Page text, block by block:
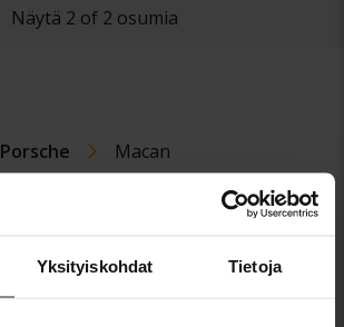
Yksityiskohdat Tietoja
Näytä 2 of 2 osumia
Porsche Macan
Cayenne